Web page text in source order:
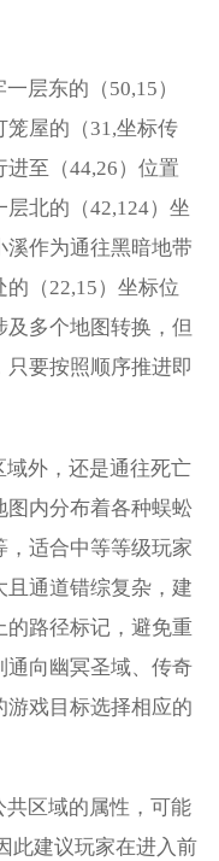
层东的（50,15）
屋的（31,坐标传
至（44,26）位置
北的（42,124）坐
作为通往黑暗地带
（22,15）坐标位
多个地图转换，但
要按照顺序推进即
外，还是通往死亡
图内分布着各种蜈蚣
适合中等等级玩家
通道错综复杂，建
的路径标记，避免重
通向幽冥圣域、传奇
戏目标选择相应的
区域的属性，可能
此建议玩家在进入前